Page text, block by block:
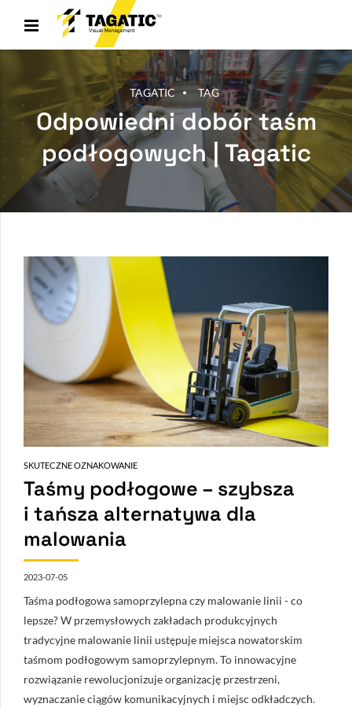
TAGATIC TAG
Odpowiedni dobór taśm
podłogowych | Tagatic
SKUTECZNE OZNAKOWANIE
Taśmy podłogowe – szybsza
i tańsza alternatywa dla
malowania
2023-07-05
Taśma podłogowa samoprzylepna czy malowanie linii - co
lepsze? W przemysłowych zakładach produkcyjnych
tradycyjne malowanie linii ustępuje miejsca nowatorskim
taśmom podłogowym samoprzylepnym. To innowacyjne
rozwiązanie rewolucjonizuje organizację przestrzeni,
wyznaczanie ciągów komunikacyjnych i miejsc odkładczych.